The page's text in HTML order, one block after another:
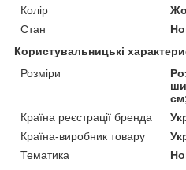
Колір
Стан
Користувальницькі
Розміри
Країна реєстрації бренда
Країна-виробник товару
Тематика